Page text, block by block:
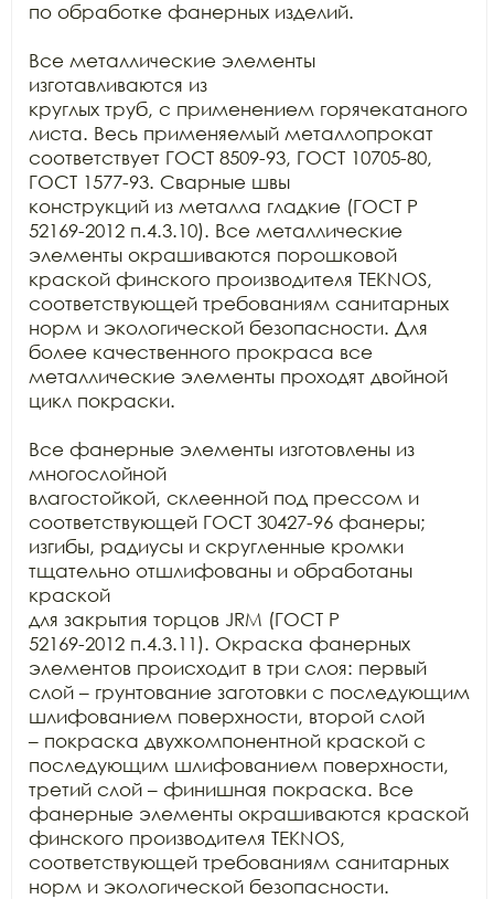
по обработке фанерных изделий.
Все металлические элементы
изготавливаются из
круглых труб, с применением горячекатаного
листа. Весь применяемый металлопрокат
соответствует ГОСТ 8509-93, ГОСТ 10705-80,
ГОСТ 1577-93. Сварные швы
конструкций из металла гладкие (ГОСТ Р
52169-2012 п.4.3.10). Все металлические
элементы окрашиваются порошковой
краской финского производителя TEKNOS,
соответствующей требованиям санитарных
норм и экологической безопасности. Для
более качественного прокраса все
металлические элементы проходят двойной
цикл покраски.
Все фанерные элементы изготовлены из
многослойной
влагостойкой, склеенной под прессом и
соответствующей ГОСТ 30427-96 фанеры;
изгибы, радиусы и скругленные кромки
тщательно отшлифованы и обработаны
краской
для закрытия торцов JRM (ГОСТ Р
52169-2012 п.4.3.11). Окраска фанерных
элементов происходит в три слоя: первый
слой – грунтование заготовки с последующим
шлифованием поверхности, второй слой
– покраска двухкомпонентной краской с
последующим шлифованием поверхности,
третий слой – финишная покраска. Все
фанерные элементы окрашиваются краской
финского производителя TEKNOS,
соответствующей требованиям санитарных
норм и экологической безопасности.